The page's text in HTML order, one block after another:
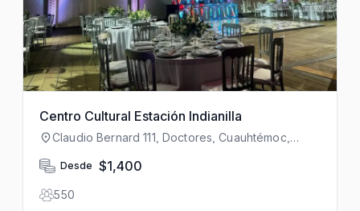
Centro Cultural Estación Indianilla
Claudio Bernard 111, Doctores, Cuauhtémoc,
Desde $1,400
550